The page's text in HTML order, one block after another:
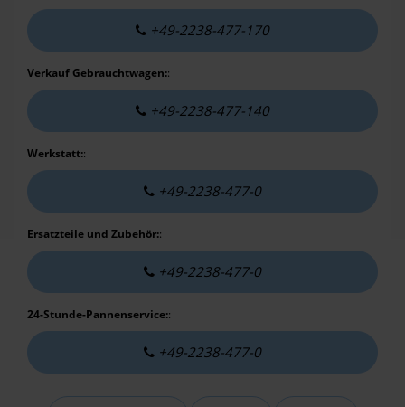
+49-2238-477-170
Verkauf Gebrauchtwagen::
+49-2238-477-140
Werkstatt::
+49-2238-477-0
Ersatzteile und Zubehör::
+49-2238-477-0
24-Stunde-Pannenservice::
+49-2238-477-0